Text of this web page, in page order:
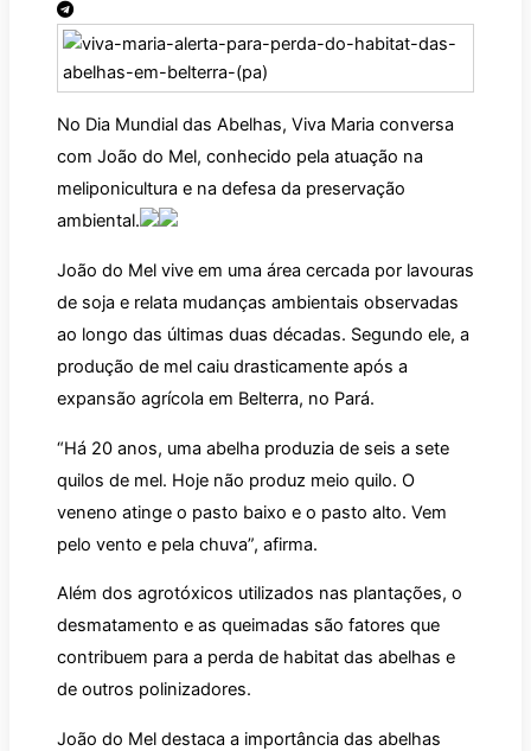
No Dia Mundial das Abelhas, Viva Maria conversa
com João do Mel, conhecido pela atuação na
meliponicultura e na defesa da preservação
ambiental.
João do Mel vive em uma área cercada por lavouras
de soja e relata mudanças ambientais observadas
ao longo das últimas duas décadas. Segundo ele, a
produção de mel caiu drasticamente após a
expansão agrícola em Belterra, no Pará.
“Há 20 anos, uma abelha produzia de seis a sete
quilos de mel. Hoje não produz meio quilo. O
veneno atinge o pasto baixo e o pasto alto. Vem
pelo vento e pela chuva”, afirma.
Além dos agrotóxicos utilizados nas plantações, o
desmatamento e as queimadas são fatores que
contribuem para a perda de habitat das abelhas e
de outros polinizadores.
João do Mel destaca a importância das abelhas